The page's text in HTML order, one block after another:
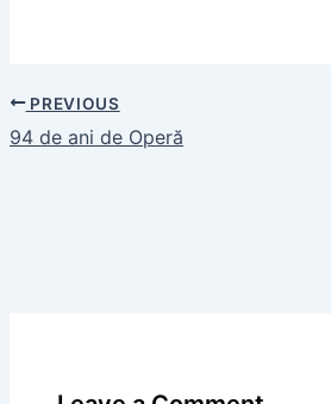
PREVIOUS
94 de ani de Operă